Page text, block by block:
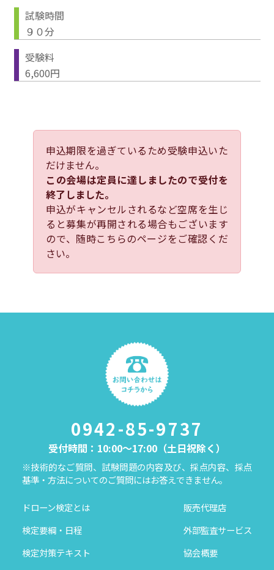
試験時間
９０分
受験料
6,600円
申込期限を過ぎているため受験申込いた
だけません。
この会場は定員に達しましたので受付を
終了しました。
申込がキャンセルされるなど空席を生じ
ると募集が再開される場合もございます
ので、随時こちらのページをご確認くだ
さい。
0942-85-9737
受付時間：10:00～17:00（土日祝除く）
※技術的なご質問、試験問題の内容及び、採点内容、採点
基準・方法についてのご質問にはお答えできません。
ドローン検定とは
検定要綱・日程
検定対策テキスト
販売代理店
外部監査サービス
協会概要